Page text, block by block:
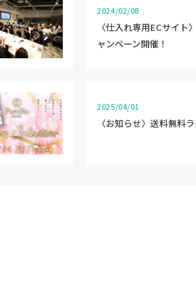
2024/02/08
〈仕入れ専用ECサイト
ャンペーン開催！
2025/04/01
〈お知らせ〉送料無料